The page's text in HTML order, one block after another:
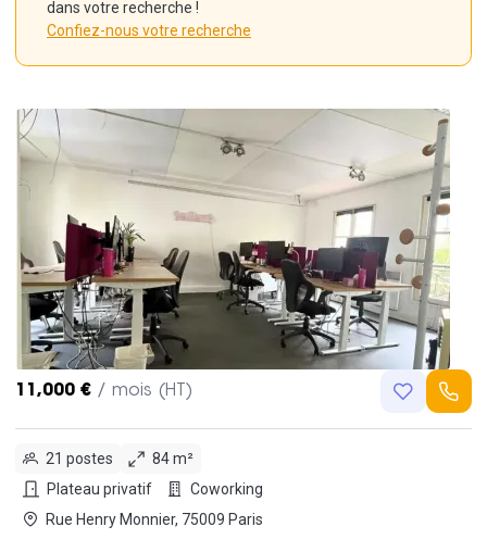
dans votre recherche !
Confiez-nous votre recherche
11,000 € / mois (HT)
21 postes
84 m²
Plateau privatif
Coworking
Rue Henry Monnier, 75009 Paris